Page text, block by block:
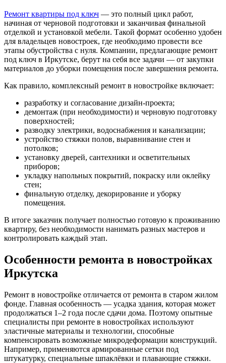
Ремонт квартиры под ключ — это полный цикл работ,
начиная от черновой подготовки и заканчивая финальной
отделкой и установкой мебели. Такой формат особенно удобен
для владельцев новостроек, где необходимо провести все
этапы обустройства с нуля. Компании, предлагающие ремонт
под ключ в Иркутске, берут на себя все задачи — от закупки
материалов до уборки помещения после завершения ремонта.
Как правило, комплексный ремонт в новостройке включает:
разработку и согласование дизайн-проекта;
демонтаж (при необходимости) и черновую подготовку
поверхностей;
разводку электрики, водоснабжения и канализации;
устройство стяжки полов, выравнивание стен и
потолков;
установку дверей, сантехники и осветительных
приборов;
укладку напольных покрытий, покраску или оклейку
стен;
финальную отделку, декорирование и уборку
помещения.
В итоге заказчик получает полностью готовую к проживанию
квартиру, без необходимости нанимать разных мастеров и
контролировать каждый этап.
Особенности ремонта в новостройках
Иркутска
Ремонт в новостройке отличается от ремонта в старом жилом
фонде. Главная особенность — усадка здания, которая может
продолжаться 1–2 года после сдачи дома. Поэтому опытные
специалисты при ремонте в новостройках используют
эластичные материалы и технологии, способные
компенсировать возможные микродеформации конструкций.
Например, применяются армированные сетки под
штукатурку, специальные шпаклёвки и плавающие стяжки.